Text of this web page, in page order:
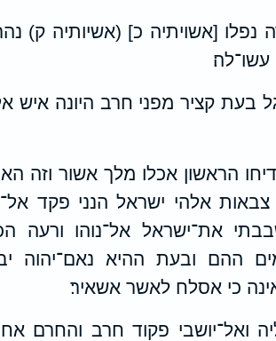
נפלו [אשויתיה כ] (אשיותיה ק)
קציר מפני חרב היונה איש
הראשון אכלו מלך אשור וזה
צבאות אלהי ישראל הנני פקד
את־ישראל אל־נוהו ורעה
ההם ובעת ההיא נאם־יהוה
כי אסלח לאשר אשאיר׃
ואל־יושבי פקוד חרב והחרם